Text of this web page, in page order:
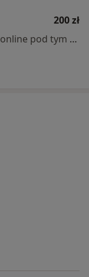
200 zł
Specjalista nie oferuje umawiania online pod tym adresem.